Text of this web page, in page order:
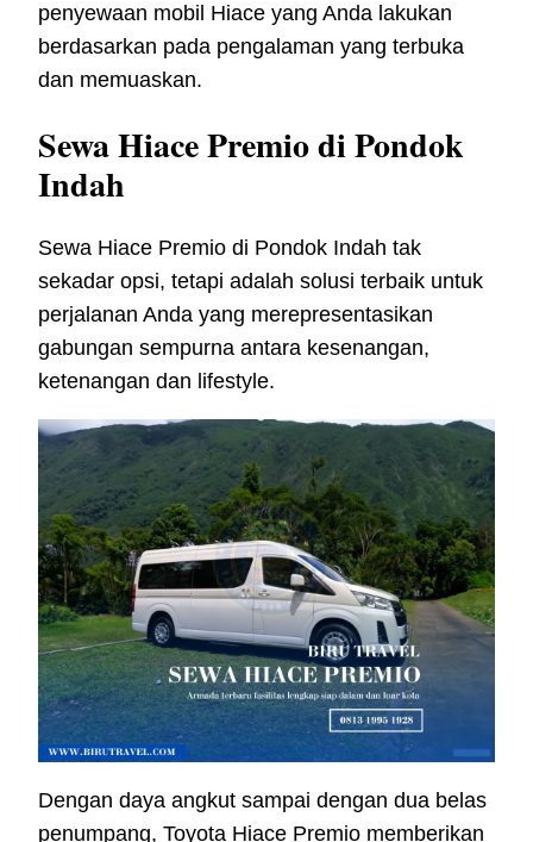
penyewaan mobil Hiace yang Anda lakukan
berdasarkan pada pengalaman yang terbuka
dan memuaskan.
Sewa Hiace Premio di Pondok
Indah
Sewa Hiace Premio di Pondok Indah tak
sekadar opsi, tetapi adalah solusi terbaik untuk
perjalanan Anda yang merepresentasikan
gabungan sempurna antara kesenangan,
ketenangan dan lifestyle.
Dengan daya angkut sampai dengan dua belas
penumpang, Toyota Hiace Premio memberikan